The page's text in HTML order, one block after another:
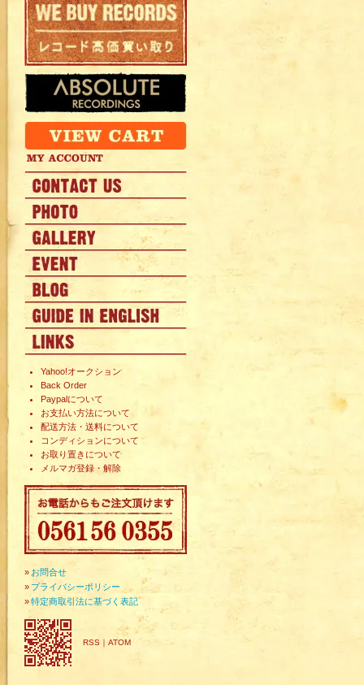
Yahoo!オークション
Back Order
Paypalについて
お支払い方法について
配送方法・送料について
コンディションについて
お取り置きについて
メルマガ登録・解除
» お問合せ
» プライバシーポリシー
»特定商取引法に基づく表記
RSS ｜ ATOM